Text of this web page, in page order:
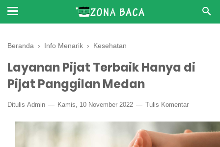
Beranda › Info Menarik › Kesehatan
Layanan Pijat Terbaik Hanya di
Pijat Panggilan Medan
Ditulis Admin Kamis, 10 November 2022 Tulis Komentar